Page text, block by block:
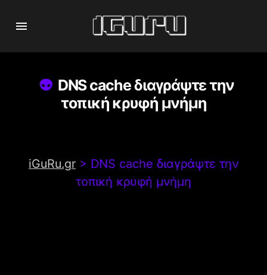
DNS cache διαγράψτε την
τοπική κρυφή μνήμη
iGuRu.gr > DNS cache διαγράψτε την
τοπική κρυφή μνήμη